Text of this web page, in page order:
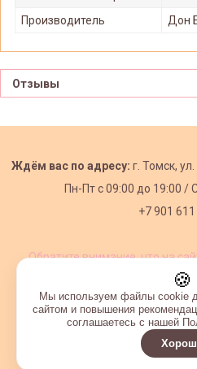
Производитель
Дон
Отзывы
Ждём вас по адресу: г. Томск,
Пн-Пт с09:00 до 19:00 /
+7 901
Обратите внимание, что на
Интернет-магазин
🍪
Мы используем файлы cookie
сайтом и повышения
соглашаетесь с нашей